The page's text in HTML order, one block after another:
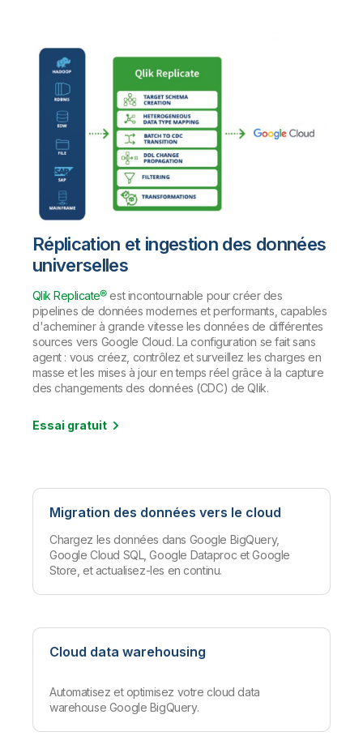
Talend
Réplication et ingestion des données
universelles
Qlik Replicate®est incontournable pour créer des
pipelines de données modernes et performants, capables
d'acheminer à grande vitesse les données de différentes
sources vers Google Cloud. La configuration se fait sans
agent : vous créez, contrôlez et surveillez les charges en
masse et les mises à jour en temps réel grâce à la capture
des changements des données (CDC) de Qlik.
Essai gratuit
Migration des données vers le cloud
Chargez les données dans Google BigQuery,
Google Cloud SQL, Google Dataproc et Google
Store, et actualisez-les en continu.
Cloud data warehousing
Automatisez et optimisez votre cloud data
warehouse Google BigQuery.